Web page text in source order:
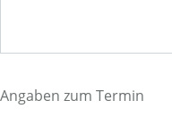
Angaben zum Termin